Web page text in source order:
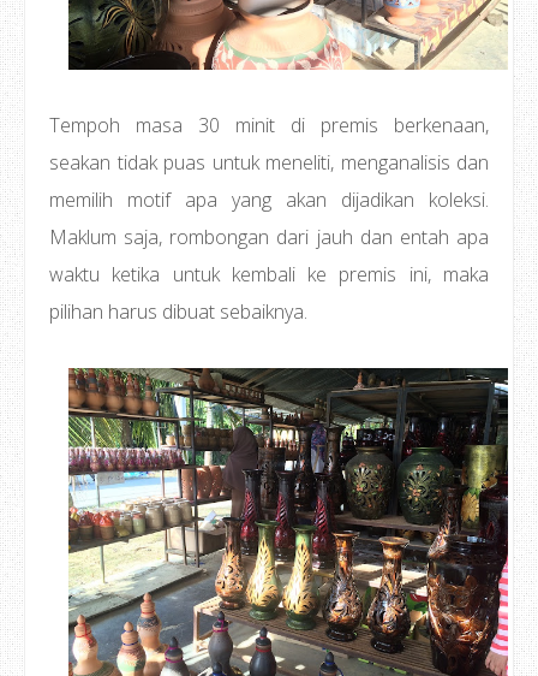
Tempoh masa 30 minit di premis berkenaan,
seakan tidak puas untuk meneliti, menganalisis dan
memilih motif apa yang akan dijadikan koleksi.
Maklum saja, rombongan dari jauh dan entah apa
waktu ketika untuk kembali ke premis ini, maka
pilihan harus dibuat sebaiknya.